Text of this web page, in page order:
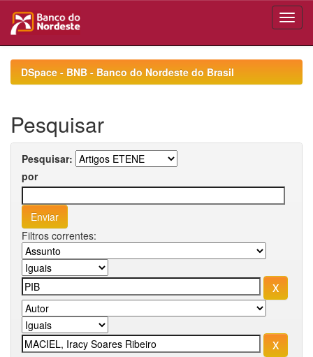
navigationDSpace - BNB - Banco do Nordeste do Brasil
Pesquisar
Pesquisar:
por
Filtros correntes: